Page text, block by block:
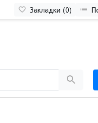
Закладки (0)